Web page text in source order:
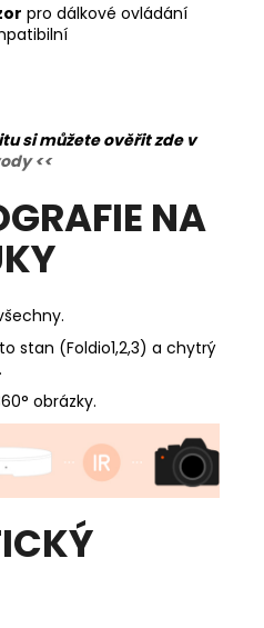
pro dálkové ovládání
si můžete ověřit zde v
<<
NA
stan (Foldio1,2,3) a chytrý
obrázky.